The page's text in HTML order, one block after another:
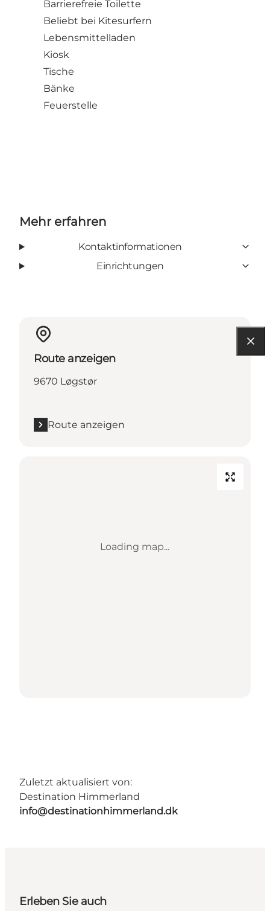
Barrierefreie Toilette
Beliebt bei Kitesurfern
Lebensmittelladen
Kiosk
Tische
Bänke
Feuerstelle
Mehr erfahren
Kontaktinformationen
Einrichtungen
Route anzeigen
9670 Løgstør
Route anzeigen
Loading map...
Zuletzt aktualisiert von:
Destination Himmerland
info@destinationhimmerland.dk
Erleben Sie auch